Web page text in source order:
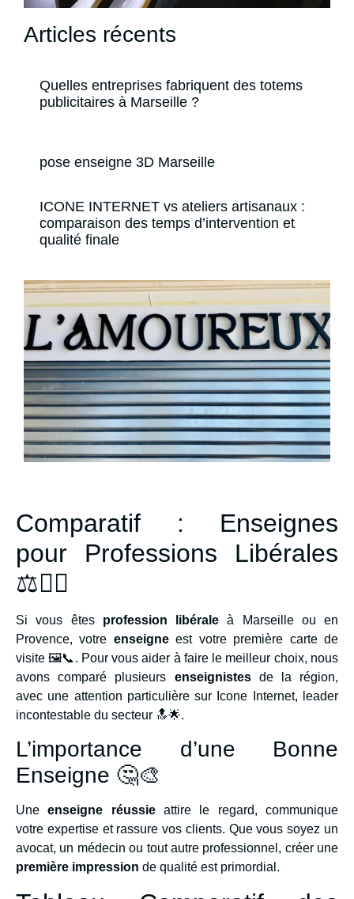
Articles récents
Quelles entreprises fabriquent des totems
publicitaires à Marseille ?
pose enseigne 3D Marseille
ICONE INTERNET vs ateliers artisanaux :
comparaison des temps d’intervention et
qualité finale
Comparatif : Enseignes
pour Professions Libérales
⚖️👨‍⚕️
Si vous êtes profession libérale à Marseille ou en
Provence, votre enseigneest votre première carte de
visite 🖼️📞. Pour vous aider à faire le meilleur choix, nous
avons comparé plusieurs enseignistesde la région,
avec une attention particulière sur Icone Internet, leader
incontestable du secteur 🔝🌟.
L’importance d’une Bonne
Enseigne 🤔🎨
Uneenseigne réussieattire le regard, communique
votre expertise et rassure vos clients. Que vous soyez un
avocat, un médecin ou tout autre professionnel, créer une
première impression de qualité est primordial.